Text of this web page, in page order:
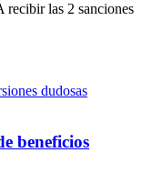
recibir las 2 sanciones
dudosas
beneficios